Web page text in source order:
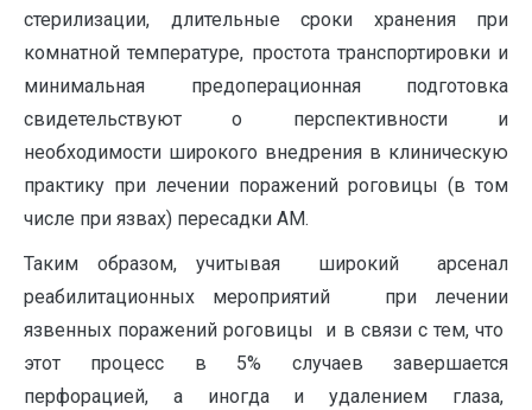
стерилизации, длительные сроки хранения при
комнатной температуре, простота транспортировки и
минимальная предоперационная подготовка
свидетельствуют о перспективности и
необходимости широкого внедрения в клиническую
практику при лечении поражений роговицы (в том
числе при язвах) пересадки АМ.
Таким образом, учитывая широкий арсенал
реабилитационных мероприятий при лечении
язвенных поражений роговицы и в связи с тем, что
этот процесс в 5% случаев завершается
перфорацией, а иногда и удалением глаза,